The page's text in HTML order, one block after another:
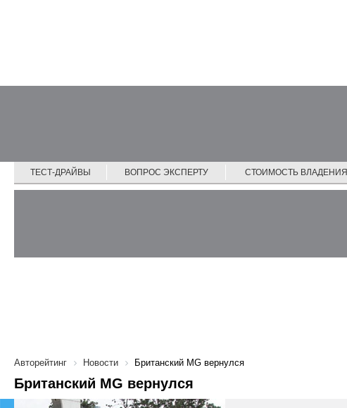
ТЕСТ-ДРАЙВЫ ВОПРОС ЭКСПЕРТУ СТОИМОСТЬ ВЛАДЕНИЯ
Авторейтинг Новости Британский MG вернулся
Британский MG вернулся